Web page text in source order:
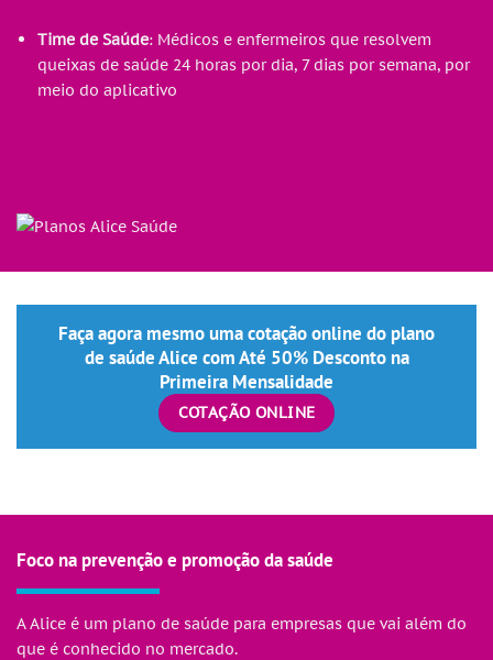
Time de Saúde: Médicos e enfermeiros que resolvem
queixas de saúde 24 horas por dia, 7 dias por semana, por
meio do aplicativo
Faça agora mesmo uma cotação online do plano
de saúde Alice comAté 50% Descontona
Primeira Mensalidade
COTAÇÃO ONLINE
Foco na prevenção e promoção da saúde
A Alice é um plano de saúde para empresas que vai além do
que é conhecido no mercado.